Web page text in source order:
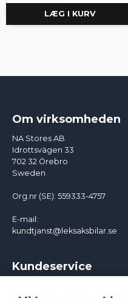
LÆG I KURV
Om virksomheden
NA Stores AB
Idrottsvägen 33
702 32 Örebro
Sweden
Org.nr (SE): 559333-4757
E-mail:
kundtjanst@leksaksbilar.se
Kundeservice